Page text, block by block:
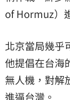
of Hormuz）
北京當局幾乎
他提倡在台海
無人機，對解
進逼台灣。